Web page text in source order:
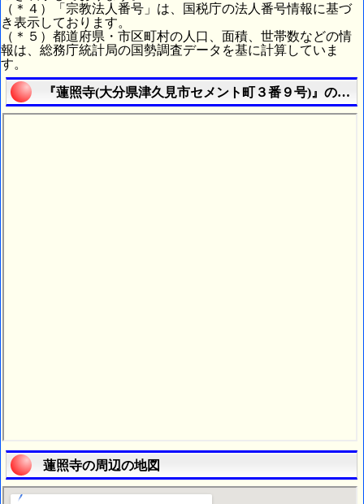
（＊４）「宗教法人番号」は、国税庁の法人番号情報に基づ
き表示しております。
（＊５）都道府県・市区町村の人口、面積、世帯数などの情
報は、総務庁統計局の国勢調査データを基に計算していま
す。
『蓮照寺(大分県津久見市セメント町３番９号)』の航
蓮照寺の周辺の地図